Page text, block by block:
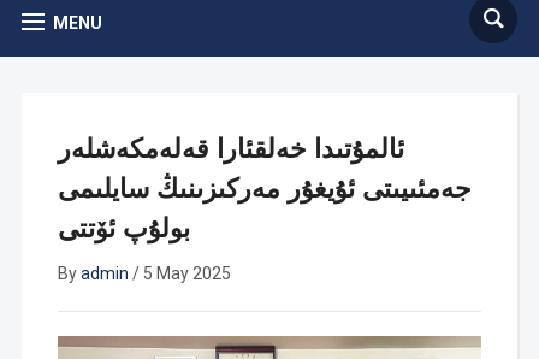
MENU
ئالمۇتىدا خەلقئارا قەلەمكەشلەر
جەمئىيىتى ئۇيغۇر مەركىزىنىڭ سايلىمى
بولۇپ ئۆتتى
Byadmin / 5 May 2025